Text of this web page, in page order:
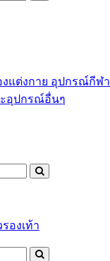
งแต่งกาย อุปกรณ์กีฬา
ะอุปกรณ์อื่นๆ